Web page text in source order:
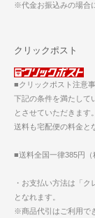
※代金お振込みの場合
クリックポスト
■クリックポスト注意
下記の条件を満たして
とさせていただきます。
送料も宅配便の料金と
■送料全国一律385円（
・お支払い方法は「
となれます。
※商品代引はご利用で